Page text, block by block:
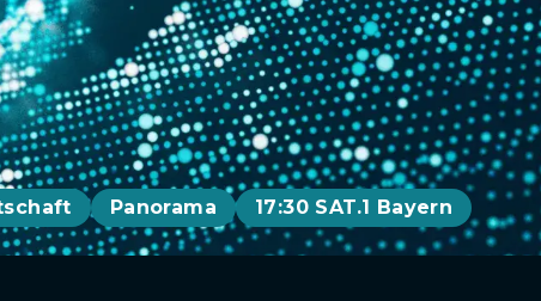
Panorama 17:30 SAT.1 Bayern